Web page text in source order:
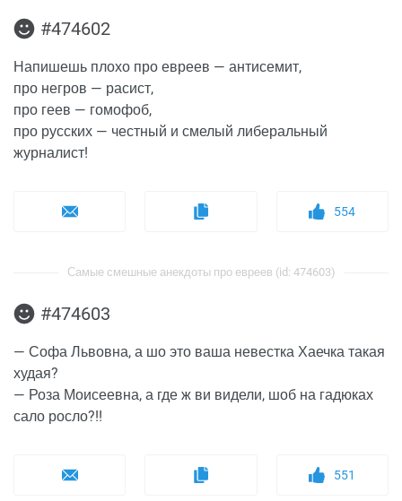
#474602
Напишешь плохо про евреев — антисемит,
про негров — расист,
про геев — гомофоб,
про русских — честный и смелый либеральный
журналист!
554
Самые смешные анекдоты про евреев (id: 474603)
#474603
— Софа Львовна, а шо это ваша невестка Хаечка такая
худая?
— Роза Моисеевна, а где ж ви видели, шоб на гадюках
сало росло?!!
551